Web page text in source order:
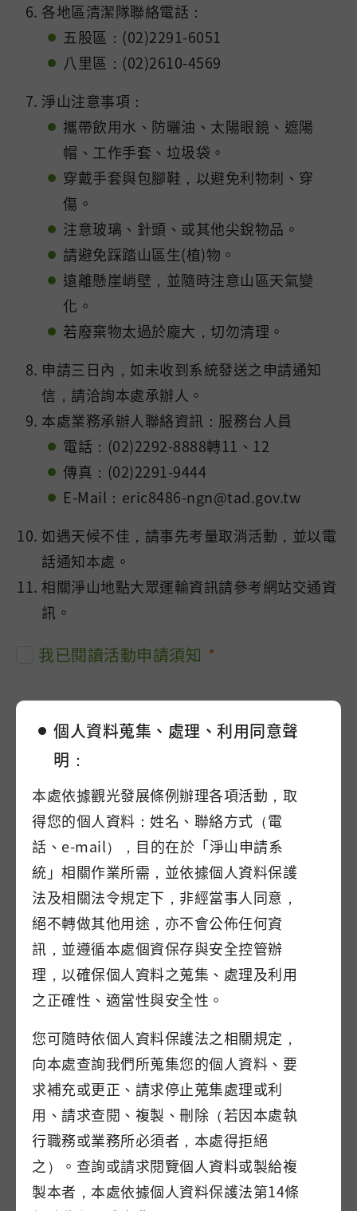
各地區清潔隊聯絡電話：
五股區：(02)2291-6051
八里區：(02)2610-4569
淨山注意事項：
攜帶飲用水、防曬油、太陽眼鏡、遮陽
帽、工作手套、垃圾袋。
穿戴手套與包腳鞋，以避免利物刺、穿
傷。
注意玻璃、針頭、或其他尖銳物品。
請避免踩踏山區生(植)物。
遠離懸崖峭壁，並隨時注意山區天氣變
化。
若廢棄物太過於龐大，切勿清理。
申請三日內，如未收到系統發送之申請通知
信，請洽詢本處承辦人。
本處業務承辦人聯絡資訊：服務台人員
電話：(02)2292-8888轉11、12
傳真：(02)2291-9444
E-Mail：eric8486-ngn@tad.gov.tw
如遇天候不佳，請事先考量取消活動，並以電
話通知本處。
相關淨山地點大眾運輸資訊請參考網站交通資
訊。
我已閱讀活動申請須知
申請單位
申請人姓名
聯絡電話
電子郵件
本處將以網域為tad.gov.tw的電子信箱回覆相關結
果，也請留意垃圾信件夾。
淨山地點
個人資料蒐集、處理、利用同意聲
明：
本處依據觀光發展條例辦理各項活動，取
得您的個人資料：姓名、聯絡方式（電
話、e-mail），目的在於「淨山申請系
統」相關作業所需，並依據個人資料保護
法及相關法令規定下，非經當事人同意，
絕不轉做其他用途，亦不會公佈任何資
訊，並遵循本處個資保存與安全控管辦
理，以確保個人資料之蒐集、處理及利用
之正確性、適當性與安全性。
您可隨時依個人資料保護法之相關規定，
向本處查詢我們所蒐集您的個人資料、要
求補充或更正、請求停止蒐集處理或利
用、請求查閱、複製、刪除（若因本處執
行職務或業務所必須者，本處得拒絕
之）。查詢或請求閱覽個人資料或製給複
製本者，本處依據個人資料保護法第14條